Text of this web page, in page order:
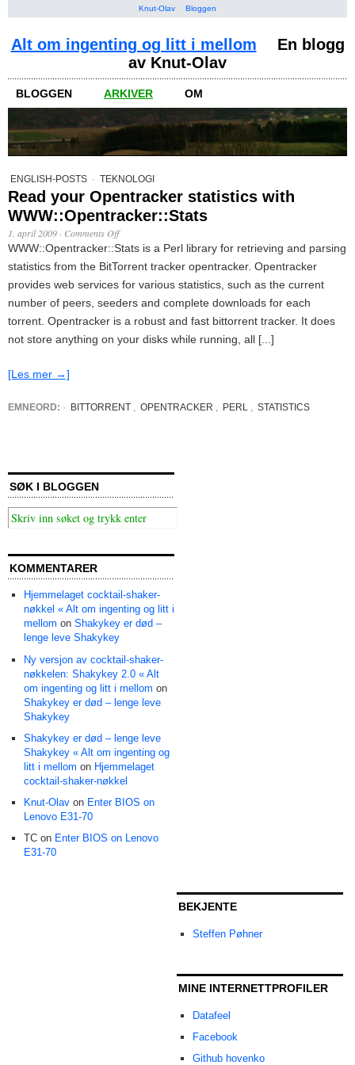
Knut-Olav Bloggen
Alt om ingenting og litt i mellom
En blogg
av Knut-Olav
BLOGGEN ARKIVER OM
ENGLISH-POSTS · TEKNOLOGI
Read your Opentracker statistics with
WWW::Opentracker::Stats
1. april 2009 · Comments Off
WWW::Opentracker::Stats is a Perl library for retrieving and parsing
statistics from the BitTorrent tracker opentracker. Opentracker
provides web services for various statistics, such as the current
number of peers, seeders and complete downloads for each
torrent. Opentracker is a robust and fast bittorrent tracker. It does
not store anything on your disks while running, all [...]
[Les mer →]
EMNEORD: · BITTORRENT , OPENTRACKER , PERL , STATISTICS
SØK I BLOGGEN
KOMMENTARER
Hjemmelaget cocktail-shaker-
nøkkel « Alt om ingenting og litt i
mellom on Shakykey er død –
lenge leve Shakykey
Ny versjon av cocktail-shaker-
nøkkelen: Shakykey 2.0 « Alt
om ingenting og litt i mellom on
Shakykey er død – lenge leve
Shakykey
Shakykey er død – lenge leve
Shakykey « Alt om ingenting og
litt i mellom on Hjemmelaget
cocktail-shaker-nøkkel
Knut-Olav on Enter BIOS on
Lenovo E31-70
TC on Enter BIOS on Lenovo
E31-70
BEKJENTE
Steffen Pøhner
MINE INTERNETTPROFILER
Datafeel
Facebook
Github hovenko